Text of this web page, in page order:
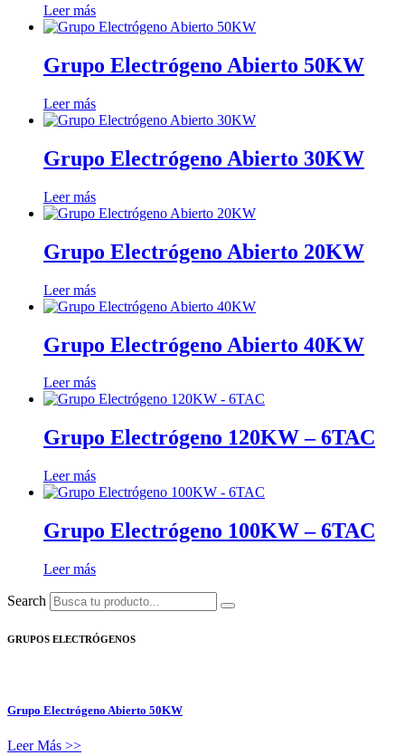
Leer más
Grupo Electrógeno Abierto 50KW
Leer más
Grupo Electrógeno Abierto 30KW
Leer más
Grupo Electrógeno Abierto 20KW
Leer más
Grupo Electrógeno Abierto 40KW
Leer más
Grupo Electrógeno 120KW – 6TAC
Leer más
Grupo Electrógeno 100KW – 6TAC
Leer más
Search
GRUPOS ELECTRÓGENOS
Grupo Electrógeno Abierto 50KW
Leer Más >>